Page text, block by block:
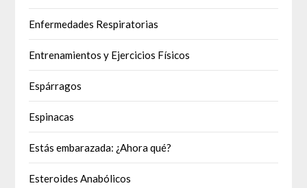
Enfermedades Respiratorias
Entrenamientos y Ejercicios Físicos
Espárragos
Espinacas
Estás embarazada: ¿Ahora qué?
Esteroides Anabólicos